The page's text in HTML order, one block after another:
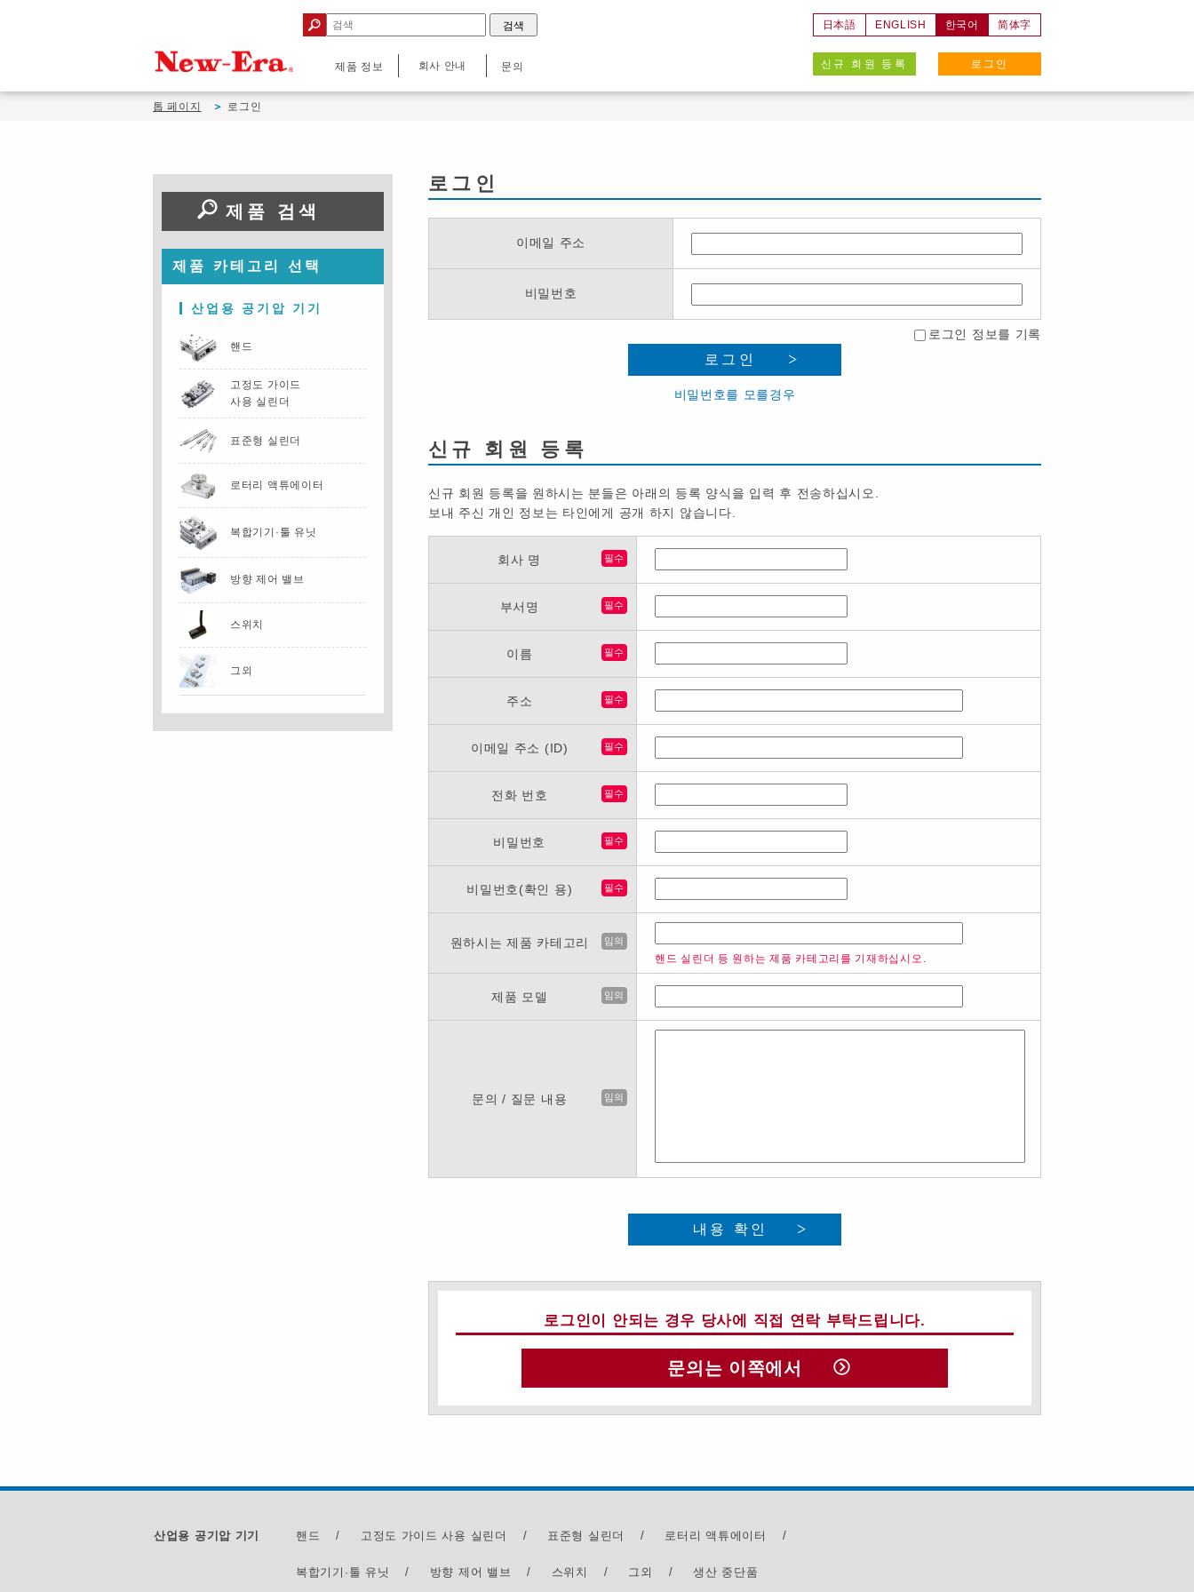
제품 정보 회사 안내 문의
日本語 ENGLISH 한국어 简体字
신규 회원 등록 로그인
톱 페이지 로그인
로그인
이메일 주소
비밀번호
로그인 정보를 기록
로그인
비밀번호를 모를경우
신규 회원 등록
신규 회원 등록을 원하시는 분들은 아래의 등록 양식을 입력 후 전송하십시오.
보내 주신 개인 정보는 타인에게 공개 하지 않습니다.
회사 명 필수
부서명 필수
이름 필수
주소 필수
이메일 주소 (ID) 필수
전화 번호 필수
비밀번호 필수
비밀번호(확인 용) 필수
원하시는 제품 카테고리 임의
핸드 실린더 등 원하는 제품 카테고리를 기재하십시오.
제품 모델 임의
문의 / 질문 내용 임의
내용 확인
로그인이 안되는 경우 당사에 직접 연락 부탁드립니다.
문의는 이쪽에서
제품 검색
제품 카테고리 선택
산업용 공기압 기기
핸드
고정도 가이드
사용 실린더
표준형 실린더
로터리 액튜에이터
복합기기·툴 유닛
방향 제어 밸브
스위치
그외
산업용 공기압 기기 핸드 / 고정도 가이드 사용 실린더 / 표준형 실린더 / 로터리 액튜에이터 /
복합기기·툴 유닛 / 방향 제어 밸브 / 스위치 / 그외 / 생산 중단품